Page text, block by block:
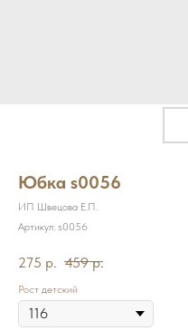
Юбка s0056
ИП Швецова Е.П.
Артикул: s0056
275 р. 459 р.
Рост детский